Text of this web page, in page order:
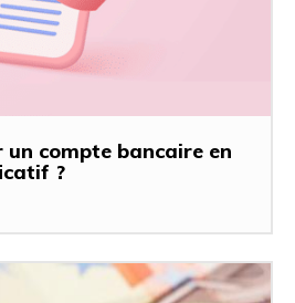
compte bancaire en
?